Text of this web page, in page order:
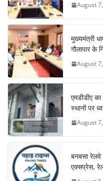
August
मुख्यमंत्री
गौलापार के
August
एमडीडीए
स्थानों पर
August
बनबसा
एक्सप्रेस,